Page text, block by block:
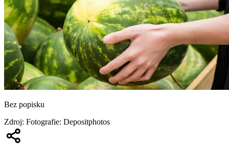
Bez popisku
Zdroj: Fotografie: Depositphotos